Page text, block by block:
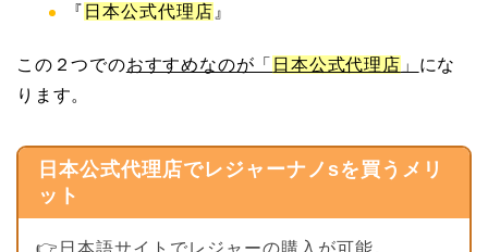
『 日本公式代理店 』
この２つでのおすすめなのが「 日本公式代理店 」 にな
ります。
日本公式代理店でレジャーナノsを買うメリ
ット